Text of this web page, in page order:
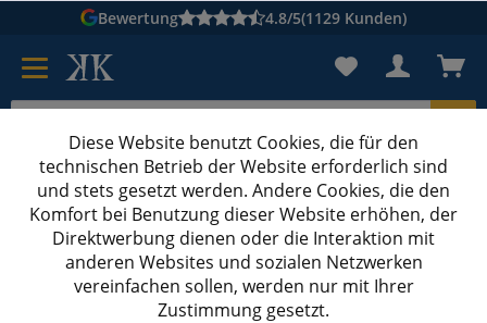
Bewertung 4.8/5(1129 Kunden)
Karton suchen
Kartons bedruckenKartons nach Maß
Klemmbrett
Diese Website benutzt Cookies, die für den
technischen Betrieb der Website erforderlich sind
und stets gesetzt werden. Andere Cookies, die den
Komfort bei Benutzung dieser Website erhöhen, der
Direktwerbung dienen oder die Interaktion mit
anderen Websites und sozialen Netzwerken
vereinfachen sollen, werden nur mit Ihrer
Zustimmung gesetzt.